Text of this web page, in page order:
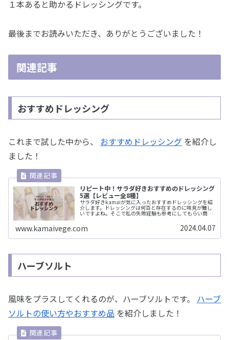
１本あると助かるドレッシングです。
最後までお読みいただき、ありがとうございました！
関連記事
おすすめドレッシング
これまで試した中から、 おすすめドレッシング を紹介し
ました！
リピート中！サラダ好きおすすめのドレッシング
5選【レビュー全8種】
サラダ好きkamaiが気に入ったおすすめドレッシングを紹
介します。ドレッシングは何百と存在するのに味見が難し
いですよね。そこで私の失敗経験も参考にしてもらい商品
探しにご活用くださいませ。
www.kamaivege.com 2024.04.07
ハーブソルト
風味をプラスしてくれるのが、ハーブソルトです。 ハーブ
ソルトの使い方やおすすめ品 を紹介しました！